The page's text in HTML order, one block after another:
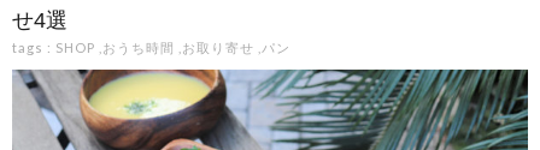
せ4選
tags : SHOP おうち時間 お取り寄せ パン